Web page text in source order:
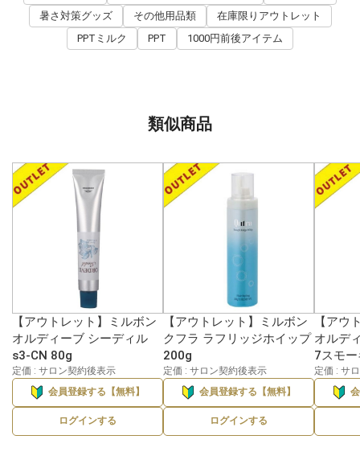
暑さ対策グッズ
その他用品類
在庫限りアウトレット
PPTミルク
PPT 1000円前後アイテム
類似商品
【アウトレット】ミルボン
オルディーブ シーディル
s3-CN 80g
定価 : サロン契約後表示
会員登録する【無料】
ログインする
【アウトレット】ミルボン
クフラ ラフリッジホイップ
200g
定価 : サロン契約後表示
会員登録する【無料】
ログインする
【アウ
オルデ
7スモ
定価 : サ